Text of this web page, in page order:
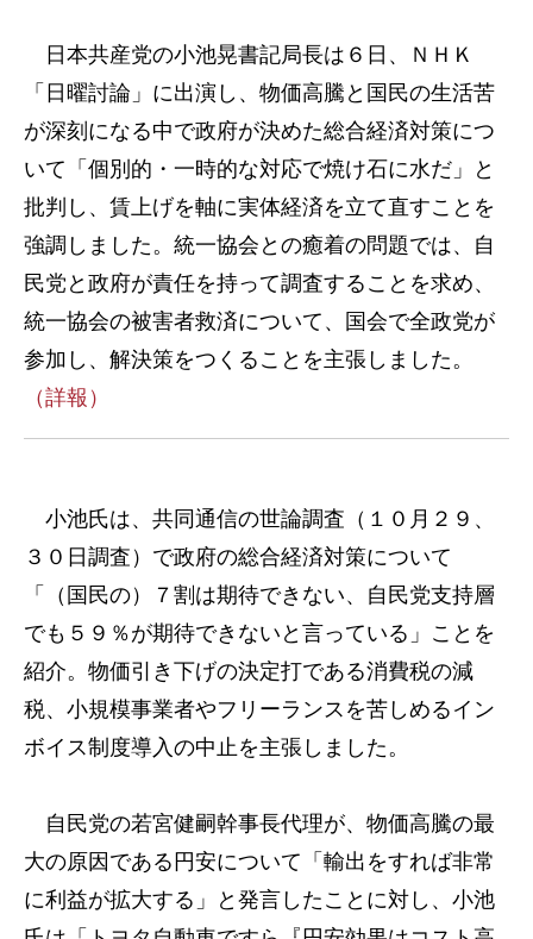
日本共産党の小池晃書記局長は６日、ＮＨＫ
「日曜討論」に出演し、物価高騰と国民の生活苦
が深刻になる中で政府が決めた総合経済対策につ
いて「個別的・一時的な対応で焼け石に水だ」と
批判し、賃上げを軸に実体経済を立て直すことを
強調しました。統一協会との癒着の問題では、自
民党と政府が責任を持って調査することを求め、
統一協会の被害者救済について、国会で全政党が
参加し、解決策をつくることを主張しました。
（詳報）
小池氏は、共同通信の世論調査（１０月２９、
３０日調査）で政府の総合経済対策について
「（国民の）７割は期待できない、自民党支持層
でも５９％が期待できないと言っている」ことを
紹介。物価引き下げの決定打である消費税の減
税、小規模事業者やフリーランスを苦しめるイン
ボイス制度導入の中止を主張しました。
自民党の若宮健嗣幹事長代理が、物価高騰の最
大の原因である円安について「輸出をすれば非常
に利益が拡大する」と発言したことに対し、小池